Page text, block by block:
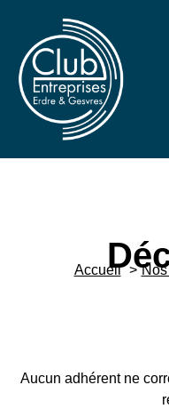
Accueil
Aucun adhérent ne